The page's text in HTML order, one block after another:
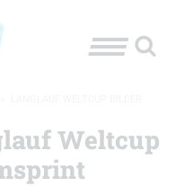
Weltcup